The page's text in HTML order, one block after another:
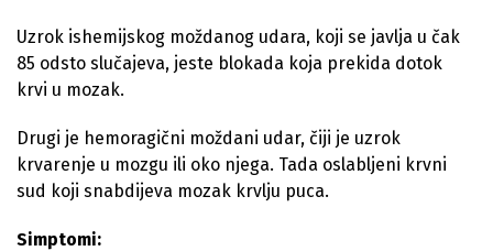
Uzrok ishemijskog moždanog udara, koji se javlja u čak
85 odsto slučajeva, jeste blokada koja prekida dotok
krvi u mozak.
Drugi je hemoragični moždani udar, čiji je uzrok
krvarenje u mozgu ili oko njega. Tada oslabljeni krvni
sud koji snabdijeva mozak krvlju puca.
Simptomi: